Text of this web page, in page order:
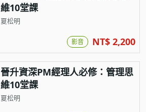
維10堂課
夏松明
影音 NT$ 2,200
晉升資深PM經理人必修：管理思
維10堂課
夏松明